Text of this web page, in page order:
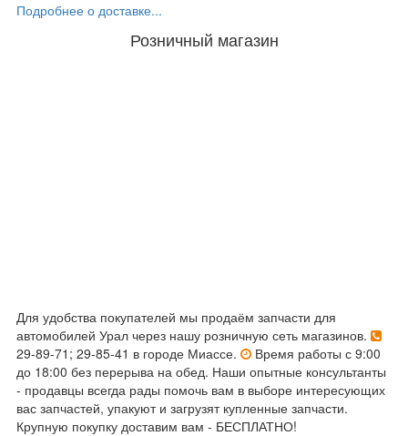
Подробнее о доставке...
Розничный магазин
Для удобства покупателей мы продаём запчасти для
автомобилей Урал через нашу розничную сеть магазинов.
29-89-71; 29-85-41 в городе Миассе.
Время работы с 9:00
до 18:00 без перерыва на обед. Наши опытные консультанты
- продавцы всегда рады помочь вам в выборе интересующих
вас запчастей, упакуют и загрузят купленные запчасти.
Крупную покупку доставим вам - БЕСПЛАТНО!